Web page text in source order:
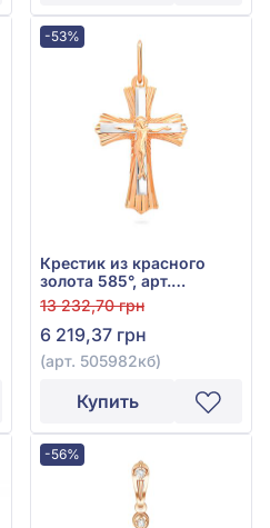
-53%
Крестик из красного
золота 585°, арт.
505982кб
13 232,70 грн
6 219,37 грн
(арт. 505982кб)
Купить
-56%